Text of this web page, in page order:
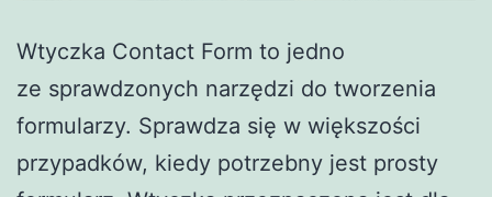
Wtyczka Contact Form to jedno
ze sprawdzonych narzędzi do tworzenia
formularzy. Sprawdza się w większości
przypadków, kiedy potrzebny jest prosty